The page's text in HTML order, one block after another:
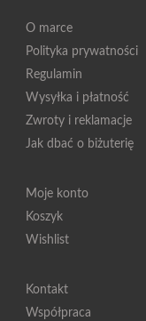
O marce
Polityka prywatności
Regulamin
Wysyłka i płatność
Zwroty i reklamacje
Jak dbać o biżuterię
Moje konto
Koszyk
Wishlist
Kontakt
Współpraca